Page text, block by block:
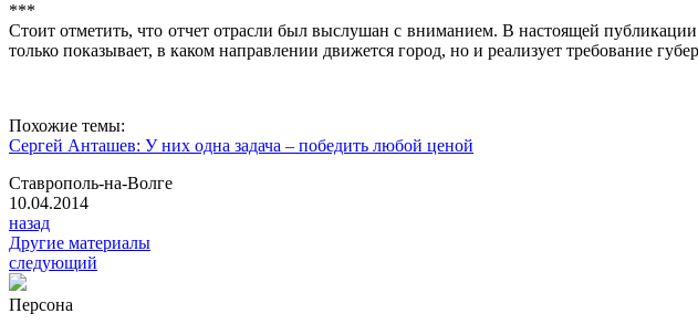
***
Стоит отметить, что отчет отрасли был выслушан с вниманием. В настоящей
только показывает, в каком направлении движется город, но и реализует требование
Похожие темы:
Сергей Анташев: У них одна задача – победить любой ценой
Ставрополь-на-Волге
10.04.2014
назад
Другие материалы
следующий
Персона